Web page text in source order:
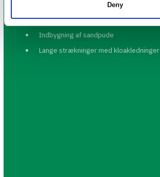
Deny
Udgravning af rent jord
Indbygning af sandpude
Lange strækninger med kloakledninger